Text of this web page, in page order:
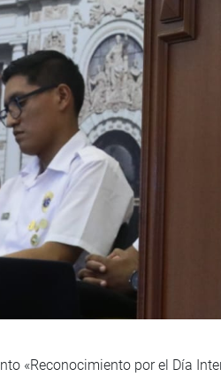
«Reconocimiento por el Día